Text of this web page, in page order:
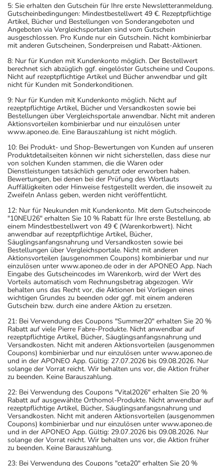
Nehmen Sie das Arzneimittel im Ganzen mit Flüssigkeit
(z.B. 1 Glas Wasser) ein. Die Kapseln dürfen nicht
geöffnet oder zerkaut werden.
Dauer der Anwendung?
Die Anwendungsdauer richtet sich nach Art der
Beschwerde und/oder Dauer der Erkrankung und wird
Überdosierung?
Bei einer Überdosierung kann es unter anderem zu
Knochenmarkstörung mit Blutbildungsstörungen, einer
Verminderung der Anzahl aller Blutkörperchen, Fieber,
Infektionen und Multiorganversagen bis hin zum Tod
kommen. Setzen Sie sich bei dem Verdacht auf eine
Überdosierung umgehend mit einem Arzt in Verbindung.
Generell gilt: Achten Sie vor allem bei Säuglingen,
Kleinkindern und älteren Menschen auf eine
gewissenhafte Dosierung. Im Zweifelsfalle fragen Sie
Ihren Arzt oder Apotheker nach etwaigen Auswirkungen
oder Vorsichtsmaßnahmen.
Eine vom Arzt verordnete Dosierung kann von den
Angaben der Packungsbeilage abweichen. Da der Arzt sie
individuell abstimmt, sollten Sie das Arzneimittel daher
nach seinen Anweisungen anwenden.
Aufbewahrung
Aufbewahrung
Das Arzneimittel muss vor Feuchtigkeit geschützt (z.B. im
fest verschlossenen Behältnis) aufbewahrt werden.
Wichtige Hinweise
Was sollten Sie beachten?
- Vorsicht: Das Reaktionsvermögen kann auch bei
bestimmungsgemäßem Gebrauch beeinträchtigt sein.
Achten Sie vor allem darauf, wenn Sie am Straßenverkehr
5: Sie erhalten den Gutschein für Ihre erste Newsletteranmeldung.
Gutscheinbedingungen: Mindestbestellwert 49 €. Rezeptpflichtige
Artikel, Bücher und Bestellungen von Sonderangeboten und
Angeboten via Vergleichsportalen sind vom Gutschein
ausgeschlossen. Pro Kunde nur ein Gutschein. Nicht kombinierbar
mit anderen Gutscheinen, Sonderpreisen und Rabatt-Aktionen.
8: Nur für Kunden mit Kundenkonto möglich. Der Bestellwert
berechnet sich abzüglich ggf. eingelöster Gutscheine und Coupons.
Nicht auf rezeptpflichtige Artikel und Bücher anwendbar und gilt
nicht für Kunden mit Sonderkonditionen.
9: Nur für Kunden mit Kundenkonto möglich. Nicht auf
rezeptpflichtige Artikel, Bücher und Versandkosten sowie bei
Bestellungen über Vergleichsportale anwendbar. Nicht mit anderen
Aktionsvorteilen kombinierbar und nur einzulösen unter
www.aponeo.de. Eine Barauszahlung ist nicht möglich.
10: Bei Produkt- und Shop-Bewertungen von Kunden auf unseren
Produktdetailseiten können wir nicht sicherstellen, dass diese nur
von solchen Kunden stammen, die die Waren oder
Dienstleistungen tatsächlich genutzt oder erworben haben.
Bewertungen, bei denen bei der Prüfung des Wortlauts
Auffälligkeiten oder Hinweise festgestellt werden, die insoweit zu
Zweifeln Anlass geben, werden nicht veröffentlicht.
12: Nur für Neukunden mit Kundenkonto. Mit dem Gutscheincode
"10NEU26" erhalten Sie 10 % Rabatt für Ihre erste Bestellung, ab
einem Mindestbestellwert von 49 € (Warenkorbwert). Nicht
anwendbar auf rezeptpflichtige Artikel, Bücher,
Säuglingsanfangsnahrung und Versandkosten sowie bei
Bestellungen über Vergleichsportale. Nicht mit anderen
Aktionsvorteilen (ausgenommen Coupons) kombinierbar und nur
einzulösen unter www.aponeo.de oder in der APONEO App. Nach
Eingabe des Gutscheincodes im Warenkorb, wird der Wert des
Vorteils automatisch vom Rechnungsbetrag abgezogen. Wir
behalten uns das Recht vor, die Aktionen bei Vorliegen eines
wichtigen Grundes zu beenden oder ggf. mit einem anderen
Gutschein bzw. durch eine andere Aktion zu ersetzen.
21: Bei Verwendung des Coupons "Summer20" erhalten Sie 20 %
Rabatt auf viele Pierre Fabre-Produkte. Nicht anwendbar auf
rezeptpflichtige Artikel, Bücher, Säuglingsanfangsnahrung und
Versandkosten. Nicht mit anderen Aktionsvorteilen (ausgenommen
Coupons) kombinierbar und nur einzulösen unter www.aponeo.de
und in der APONEO App. Gültig: 27.07.2026 bis 09.08.2026. Nur
solange der Vorrat reicht. Wir behalten uns vor, die Aktion früher
zu beenden. Keine Barauszahlung.
22: Bei Verwendung des Coupons "Vital2026" erhalten Sie 20 %
Rabatt auf ausgewählte Orthomol-Produkte. Nicht anwendbar auf
rezeptpflichtige Artikel, Bücher, Säuglingsanfangsnahrung und
Versandkosten. Nicht mit anderen Aktionsvorteilen (ausgenommen
Coupons) kombinierbar und nur einzulösen unter www.aponeo.de
und in der APONEO App. Gültig: 29.07.2026 bis 09.08.2026. Nur
solange der Vorrat reicht. Wir behalten uns vor, die Aktion früher
zu beenden. Keine Barauszahlung.
23: Bei Verwendung des Coupons "ceta20" erhalten Sie 20 %